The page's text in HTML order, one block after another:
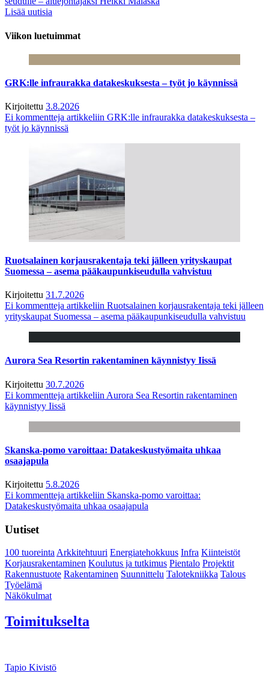
Lisää uutisia
Viikon luetuimmat
GRK:lle infraurakka datakeskuksesta – työt jo käynnissä
Kirjoitettu 3.8.2026
Ei kommentteja artikkeliin GRK:lle infraurakka datakeskuksesta –
työt jo käynnissä
Ruotsalainen korjausrakentaja teki jälleen yrityskaupat
Suomessa – asema pääkaupunkiseudulla vahvistuu
Kirjoitettu 31.7.2026
Ei kommentteja artikkeliin Ruotsalainen korjausrakentaja teki jälleen
yrityskaupat Suomessa – asema pääkaupunkiseudulla vahvistuu
Aurora Sea Resortin rakentaminen käynnistyy Iissä
Kirjoitettu 30.7.2026
Ei kommentteja artikkeliin Aurora Sea Resortin rakentaminen
käynnistyy Iissä
Skanska-pomo varoittaa: Datakeskustyömaita uhkaa
osaajapula
Kirjoitettu 5.8.2026
Ei kommentteja artikkeliin Skanska-pomo varoittaa:
Datakeskustyömaita uhkaa osaajapula
Uutiset
100 tuoreintaArkkitehtuuri Energiatehokkuus Infra Kiinteistöt
Korjausrakentaminen Koulutus ja tutkimus Pientalo Projektit
Rakennustuote Rakentaminen Suunnittelu Talotekniikka Talous
Työelämä
Näkökulmat
Toimitukselta
Tapio Kivistö